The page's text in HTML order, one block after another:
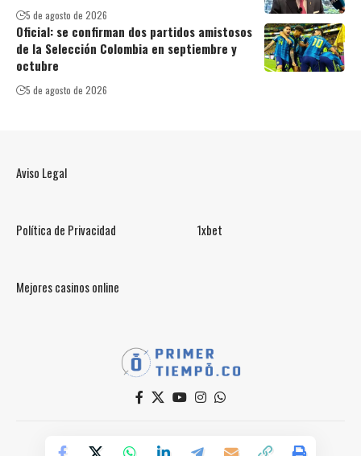
5 de agosto de 2026
Oficial: se confirman dos partidos amistosos
de la Selección Colombia en septiembre y
octubre
5 de agosto de 2026
Aviso Legal
Política de Privacidad 1xbet
Mejores casinos online